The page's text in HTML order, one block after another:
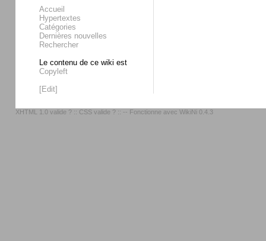
Accueil
Hypertextes
Catégories
Dernières nouvelles
Rechercher
Le contenu de ce wiki est
Copyleft
[Edit]
XHTML 1.0 valide ? :: CSS valide ? :: -- Fonctionne avec WikiNi 0.4.3